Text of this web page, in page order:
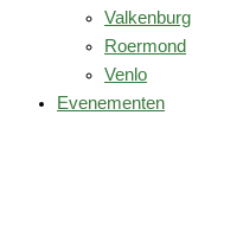
Valkenburg
Roermond
Venlo
Evenementen